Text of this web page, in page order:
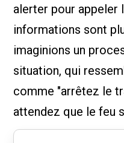
alerter pour appeler
informations sont
imaginions un
situation, qui
comme "arrêtez le
attendez que le feu